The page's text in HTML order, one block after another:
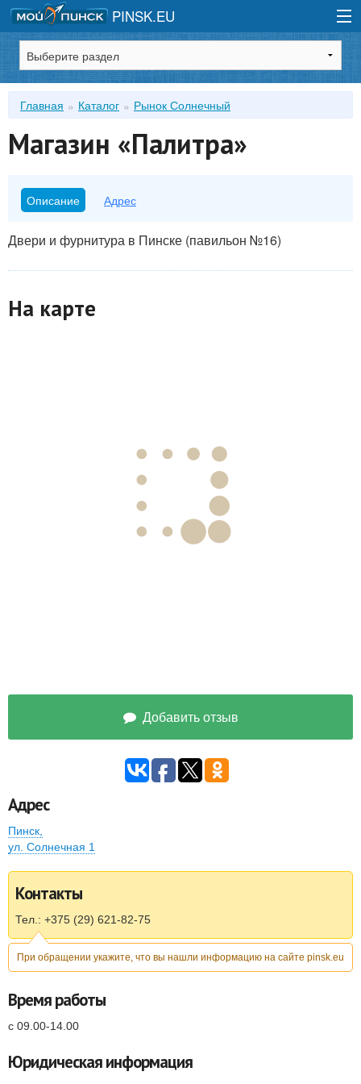
PINSK.EU
Зарегистрироваться
Главная Каталог Рынок Солнечный
Магазин «Палитра»
Описание Адрес
Двери и фурнитура в Пинске (павильон №16)
На карте
Добавить отзыв
Адрес
Пинск,
ул. Солнечная 1
Контакты
Тел.: +375 (29) 621-82-75
При обращении укажите, что вы нашли информацию на сайте pinsk.eu
Время работы
с 09.00-14.00
Юридическая информация